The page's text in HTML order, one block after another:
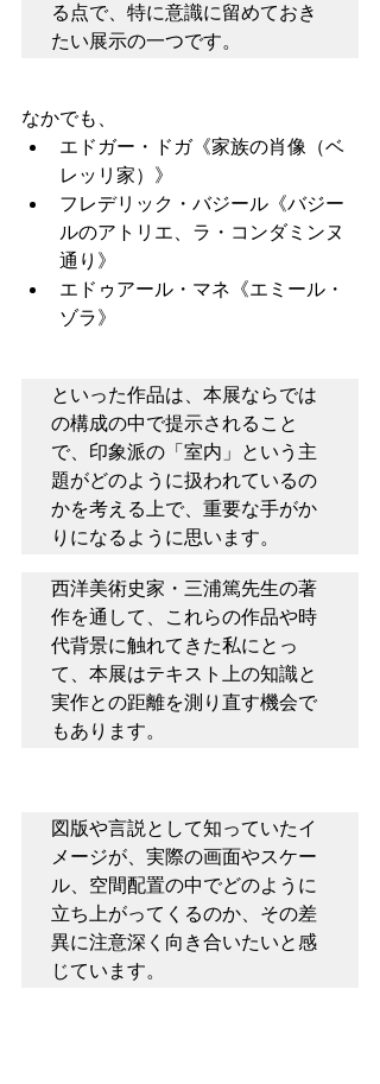
る点で、特に意識に留めておき
たい展示の一つです。
なかでも、
エドガー・ドガ《家族の肖像（ベ
レッリ家）》
フレデリック・バジール《バジー
ルのアトリエ、ラ・コンダミンヌ
通り》
エドゥアール・マネ《エミール・
ゾラ》
といった作品は、本展ならでは
の構成の中で提示されること
で、印象派の「室内」という主
題がどのように扱われているの
かを考える上で、重要な手がか
りになるように思います。
西洋美術史家・三浦篤先生の著
作を通して、これらの作品や時
代背景に触れてきた私にとっ
て、本展はテキスト上の知識と
実作との距離を測り直す機会で
もあります。
図版や言説として知っていたイ
メージが、実際の画面やスケー
ル、空間配置の中でどのように
立ち上がってくるのか、その差
異に注意深く向き合いたいと感
じています。